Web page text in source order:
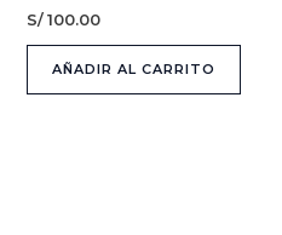
S/100.00
AÑADIR AL CARRITO